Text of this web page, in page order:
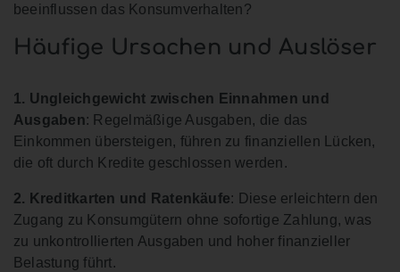
beeinflussen das Konsumverhalten?
Häufige Ursachen und Auslöser
1. Ungleichgewicht zwischen Einnahmen und
Ausgaben: Regelmäßige Ausgaben, die das
Einkommen übersteigen, führen zu finanziellen Lücken,
die oft durch Kredite geschlossen werden.
2. Kreditkarten und Ratenkäufe: Diese erleichtern den
Zugang zu Konsumgütern ohne sofortige Zahlung, was
zu unkontrollierten Ausgaben und hoher finanzieller
Belastung führt.